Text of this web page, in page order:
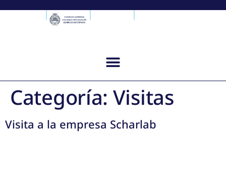
Categoría: Visitas
Visita a la empresa Scharlab